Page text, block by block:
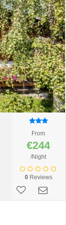
From
€244
/Night
0Reviews